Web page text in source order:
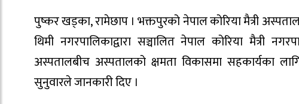
पुष्कर खड्का, रामेछाप । भक्तपुरको नेपाल कोरिया मैत्री
थिमी नगरपालिकाद्वारा सञ्चालित नेपाल कोरिया मैत्री
अस्पतालबीच अस्पतालको क्षमता विकासमा सहकार्यका
सुनुवारले जानकारी दिए ।